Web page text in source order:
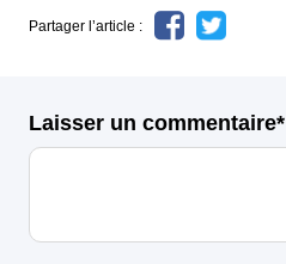
Partager l’article :
Laisser un commentaire*